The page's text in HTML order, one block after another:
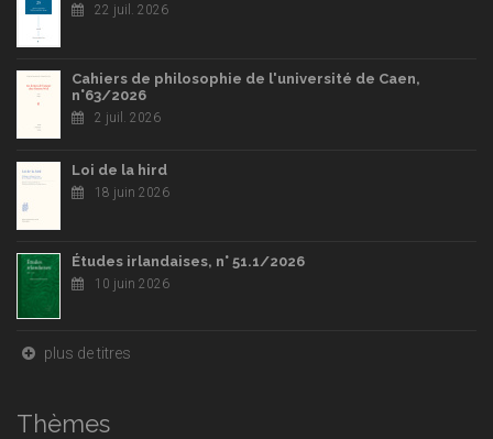
22 juil. 2026
Cahiers de philosophie de l'université de Caen,
n°63/2026
2 juil. 2026
Loi de la hird
18 juin 2026
Études irlandaises, n° 51.1/2026
10 juin 2026
plus de titres
Thèmes